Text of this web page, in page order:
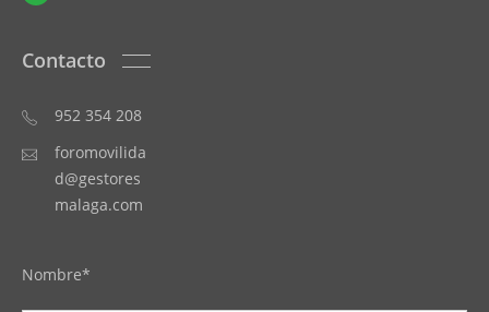
Contacto
952 354 208
foromovilida
d@gestores
malaga.com
Nombre*